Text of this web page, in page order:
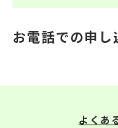
お電話での申し
よくあ